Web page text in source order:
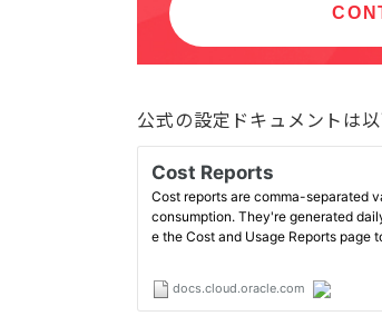
公式の設定ドキュメントは以